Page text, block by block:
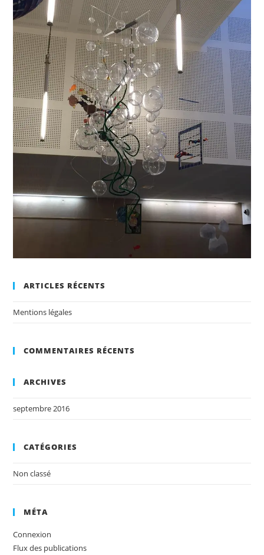
ARTICLES RÉCENTS
Mentions légales
COMMENTAIRES RÉCENTS
ARCHIVES
septembre 2016
CATÉGORIES
Non classé
MÉTA
Connexion
Flux des publications